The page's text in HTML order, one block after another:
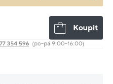
Koupit
354 596 (po–pá 9:00–16:00)